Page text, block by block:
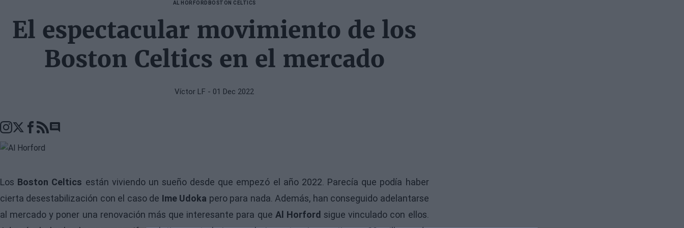
AL HORFORD BOSTON CELTICS
El espectacular movimiento de los
Boston Celtics en el mercado
Víctor LF - 01 Dec 2022
Go to comments seciton
Los Boston Celtics están viviendo un sueño desde que empezó el año 2022. Parecía que podía haber
cierta desestabilización con el caso de Ime Udoka pero para nada. Además, han conseguido adelantarse
al mercado y poner una renovación más que interesante para que Al Horford sigue vinculado con ellos.